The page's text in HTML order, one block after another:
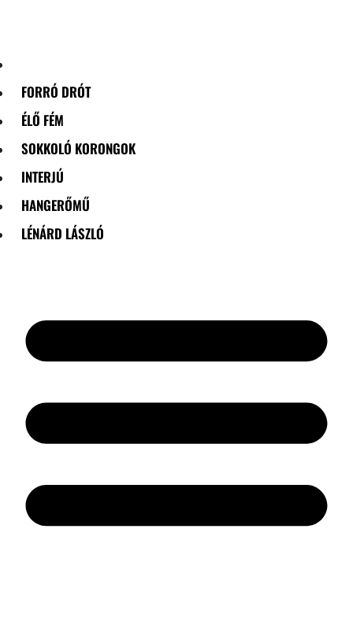
FORRÓ DRÓT
ÉLŐ FÉM
SOKKOLÓ KORONGOK
INTERJÚ
HANGERŐMŰ
LÉNÁRD LÁSZLÓ